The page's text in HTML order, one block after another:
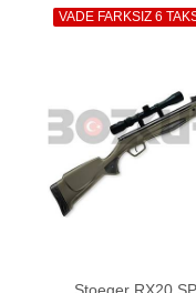
Stoeger RX20
VADE FARKSIZ 6